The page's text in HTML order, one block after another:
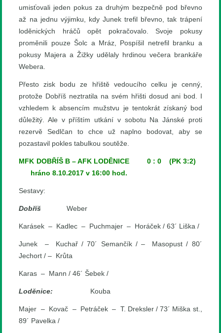
umisťovali jeden pokus za druhým bezpečně pod břevno
až na jednu výjimku, kdy Junek trefil břevno, tak trápení
loděnických hráčů opět pokračovalo. Svoje pokusy
proměnili pouze Šolc a Mráz, Pospíšil netrefil branku a
pokusy Majera a Žižky udělaly hrdinou večera brankáře
Webera.
Přesto zisk bodu ze hřiště vedoucího celku je cenný,
protože Dobříš neztratila na svém hřišti dosud ani bod. I
vzhledem k absencím mužstvu je tentokrát získaný bod
důležitý. Ale v příštím utkání v sobotu Na Jánské proti
rezervě Sedlčan to chce už naplno bodovat, aby se
pozastavil pokles tabulkou soutěže.
MFK DOBŘÍŠ B – AFK LODĚNICE 0 : 0 (PK 3:2)
hráno 8.10.2017 v 16:00 hod.
Sestavy:
Dobříš Weber
Karásek – Kadlec – Puchmajer – Horáček / 63´ Liška /
Junek – Kuchař / 70´ Semančík / – Masopust / 80´
Jechort / – Krůta
Karas – Mann / 46´ Šebek /
Loděnice: Kouba
Majer – Kovač – Petráček – T. Dreksler / 73´ Miška st.,
89´ Pavelka /